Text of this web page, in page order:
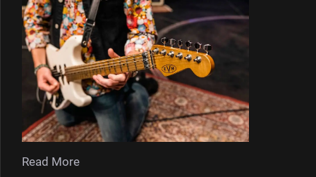
Read More